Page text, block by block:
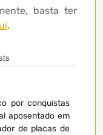
basta ter
.
por conquistas
aposentado em
de placas de